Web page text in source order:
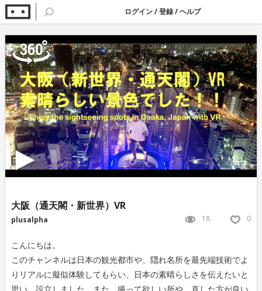
ログイン/登録/ヘルプ
大阪（通天閣・新世界）VR
plusalpha 18 0
こんにちは。
このチャンネルは日本の観光都市や、隠れ名所を最先端技術でよ
りリアルに擬似体験してもらい、日本の素晴らしさを伝えたいと